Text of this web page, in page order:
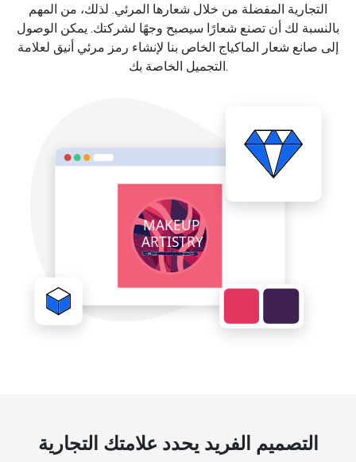
التجارية المفضلة من خلال شعارها المرئي. لذلك، من المهم
بالنسبة لك أن تصنع شعارًا سيصبح وجهًا لشركتك. يمكن الوصول
إلى صانع شعار الماكياج الخاص بنا لإنشاء رمز مرئي أنيق لعلامة
التجميل الخاصة بك.
التصميم الفريد يحدد علامتك التجارية